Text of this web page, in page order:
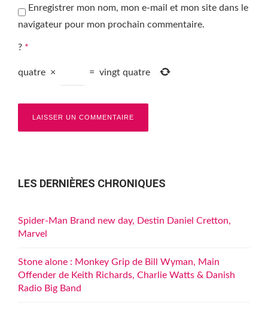
Enregistrer mon nom, mon e-mail et mon site dans le
navigateur pour mon prochain commentaire.
? *
quatre × = vingt quatre
LES DERNIÈRES CHRONIQUES
Spider-Man Brand new day, Destin Daniel Cretton,
Marvel
Stone alone : Monkey Grip de Bill Wyman, Main
Offender de Keith Richards, Charlie Watts & Danish
Radio Big Band